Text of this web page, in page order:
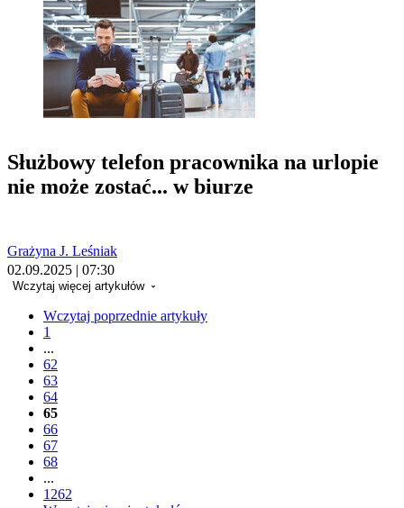
Służbowy telefon pracownika na urlopie
nie może zostać... w biurze
Grażyna J. Leśniak
02.09.2025 | 07:30
Wczytaj więcej artykułów
Wczytaj poprzednie artykuły
1
...
62
63
64
65
66
67
68
...
1262